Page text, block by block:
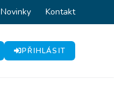
Novinky Kontakt
PŘIHLÁSIT